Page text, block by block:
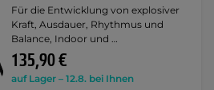
Für die Entwicklung von explosiver
Kraft, Ausdauer, Rhythmus und
Balance, Indoor und …
135,90 €
auf Lager – 12.8. bei Ihnen